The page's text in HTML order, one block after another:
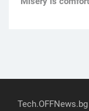
Tech.OFFNews.bg